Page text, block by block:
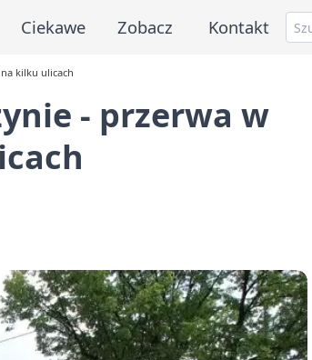
Ciekawe Zobacz Kontakt
kilku ulicach
- przerwa w